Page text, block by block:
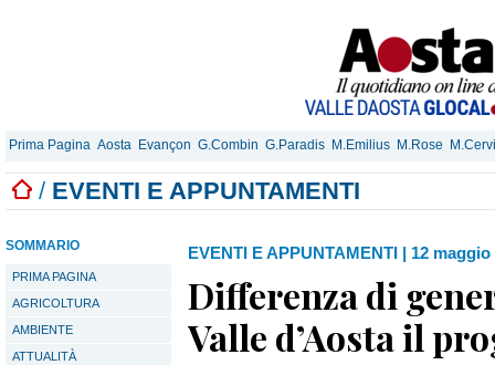
Prima Pagina Aosta Evançon G.Combin G.Paradis M.Emilius M.Rose
/ EVENTI E APPUNTAMENTI
SOMMARIO
PRIMA PAGINA
AGRICOLTURA
AMBIENTE
ATTUALITÀ
EVENTI E APPUNTAMENTI | 12 maggio
Differenza di
Valle d’Aosta il